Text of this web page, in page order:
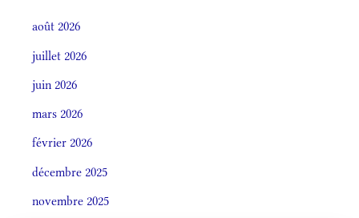
août 2026
juillet 2026
juin 2026
mars 2026
février 2026
décembre 2025
novembre 2025